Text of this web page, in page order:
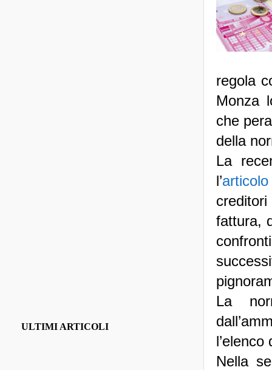
regola
Monza
che
della
La
l’
fattura,
La
Nella
ULTIMI ARTICOLI